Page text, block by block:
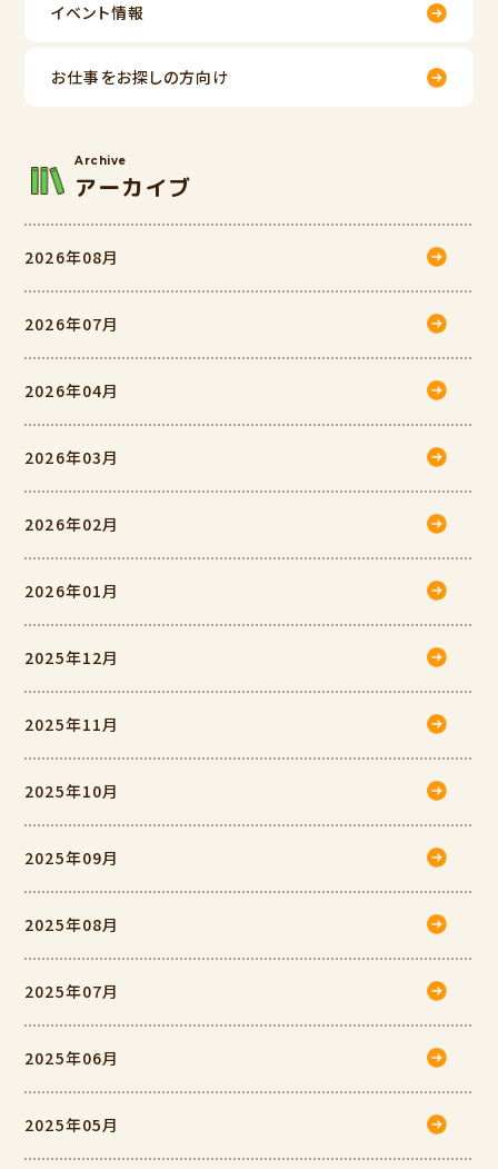
イベント情報
お仕事をお探しの方向け
Archive
アーカイブ
2026年08月
2026年07月
2026年04月
2026年03月
2026年02月
2026年01月
2025年12月
2025年11月
2025年10月
2025年09月
2025年08月
2025年07月
2025年06月
2025年05月